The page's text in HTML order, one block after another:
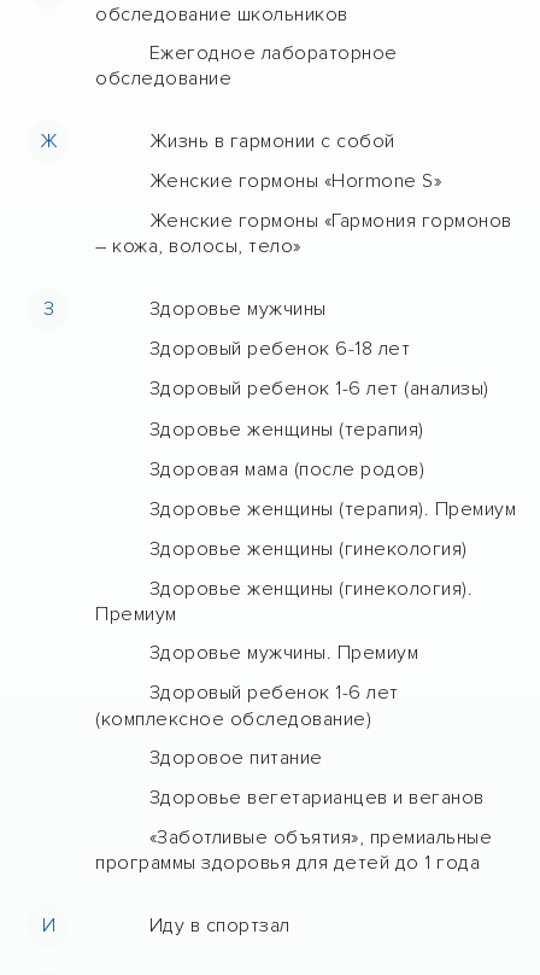
обследование школьников
Ежегодное лабораторное
обследование
Ж
Жизнь в гармонии с собой
Женские гормоны «Hormone S»
Женские гормоны «Гармония гормонов
– кожа, волосы, тело»
З
Здоровье мужчины
Здоровый ребенок 6-18 лет
Здоровый ребенок 1-6 лет (анализы)
Здоровье женщины (терапия)
Здоровая мама (после родов)
Здоровье женщины (терапия). Премиум
Здоровье женщины (гинекология)
Здоровье женщины (гинекология).
Премиум
Здоровье мужчины. Премиум
Здоровый ребенок 1-6 лет
(комплексное обследование)
Здоровое питание
Здоровье вегетарианцев и веганов
«Заботливые объятия», премиальные
программы здоровья для детей до 1 года
И Иду в спортзал